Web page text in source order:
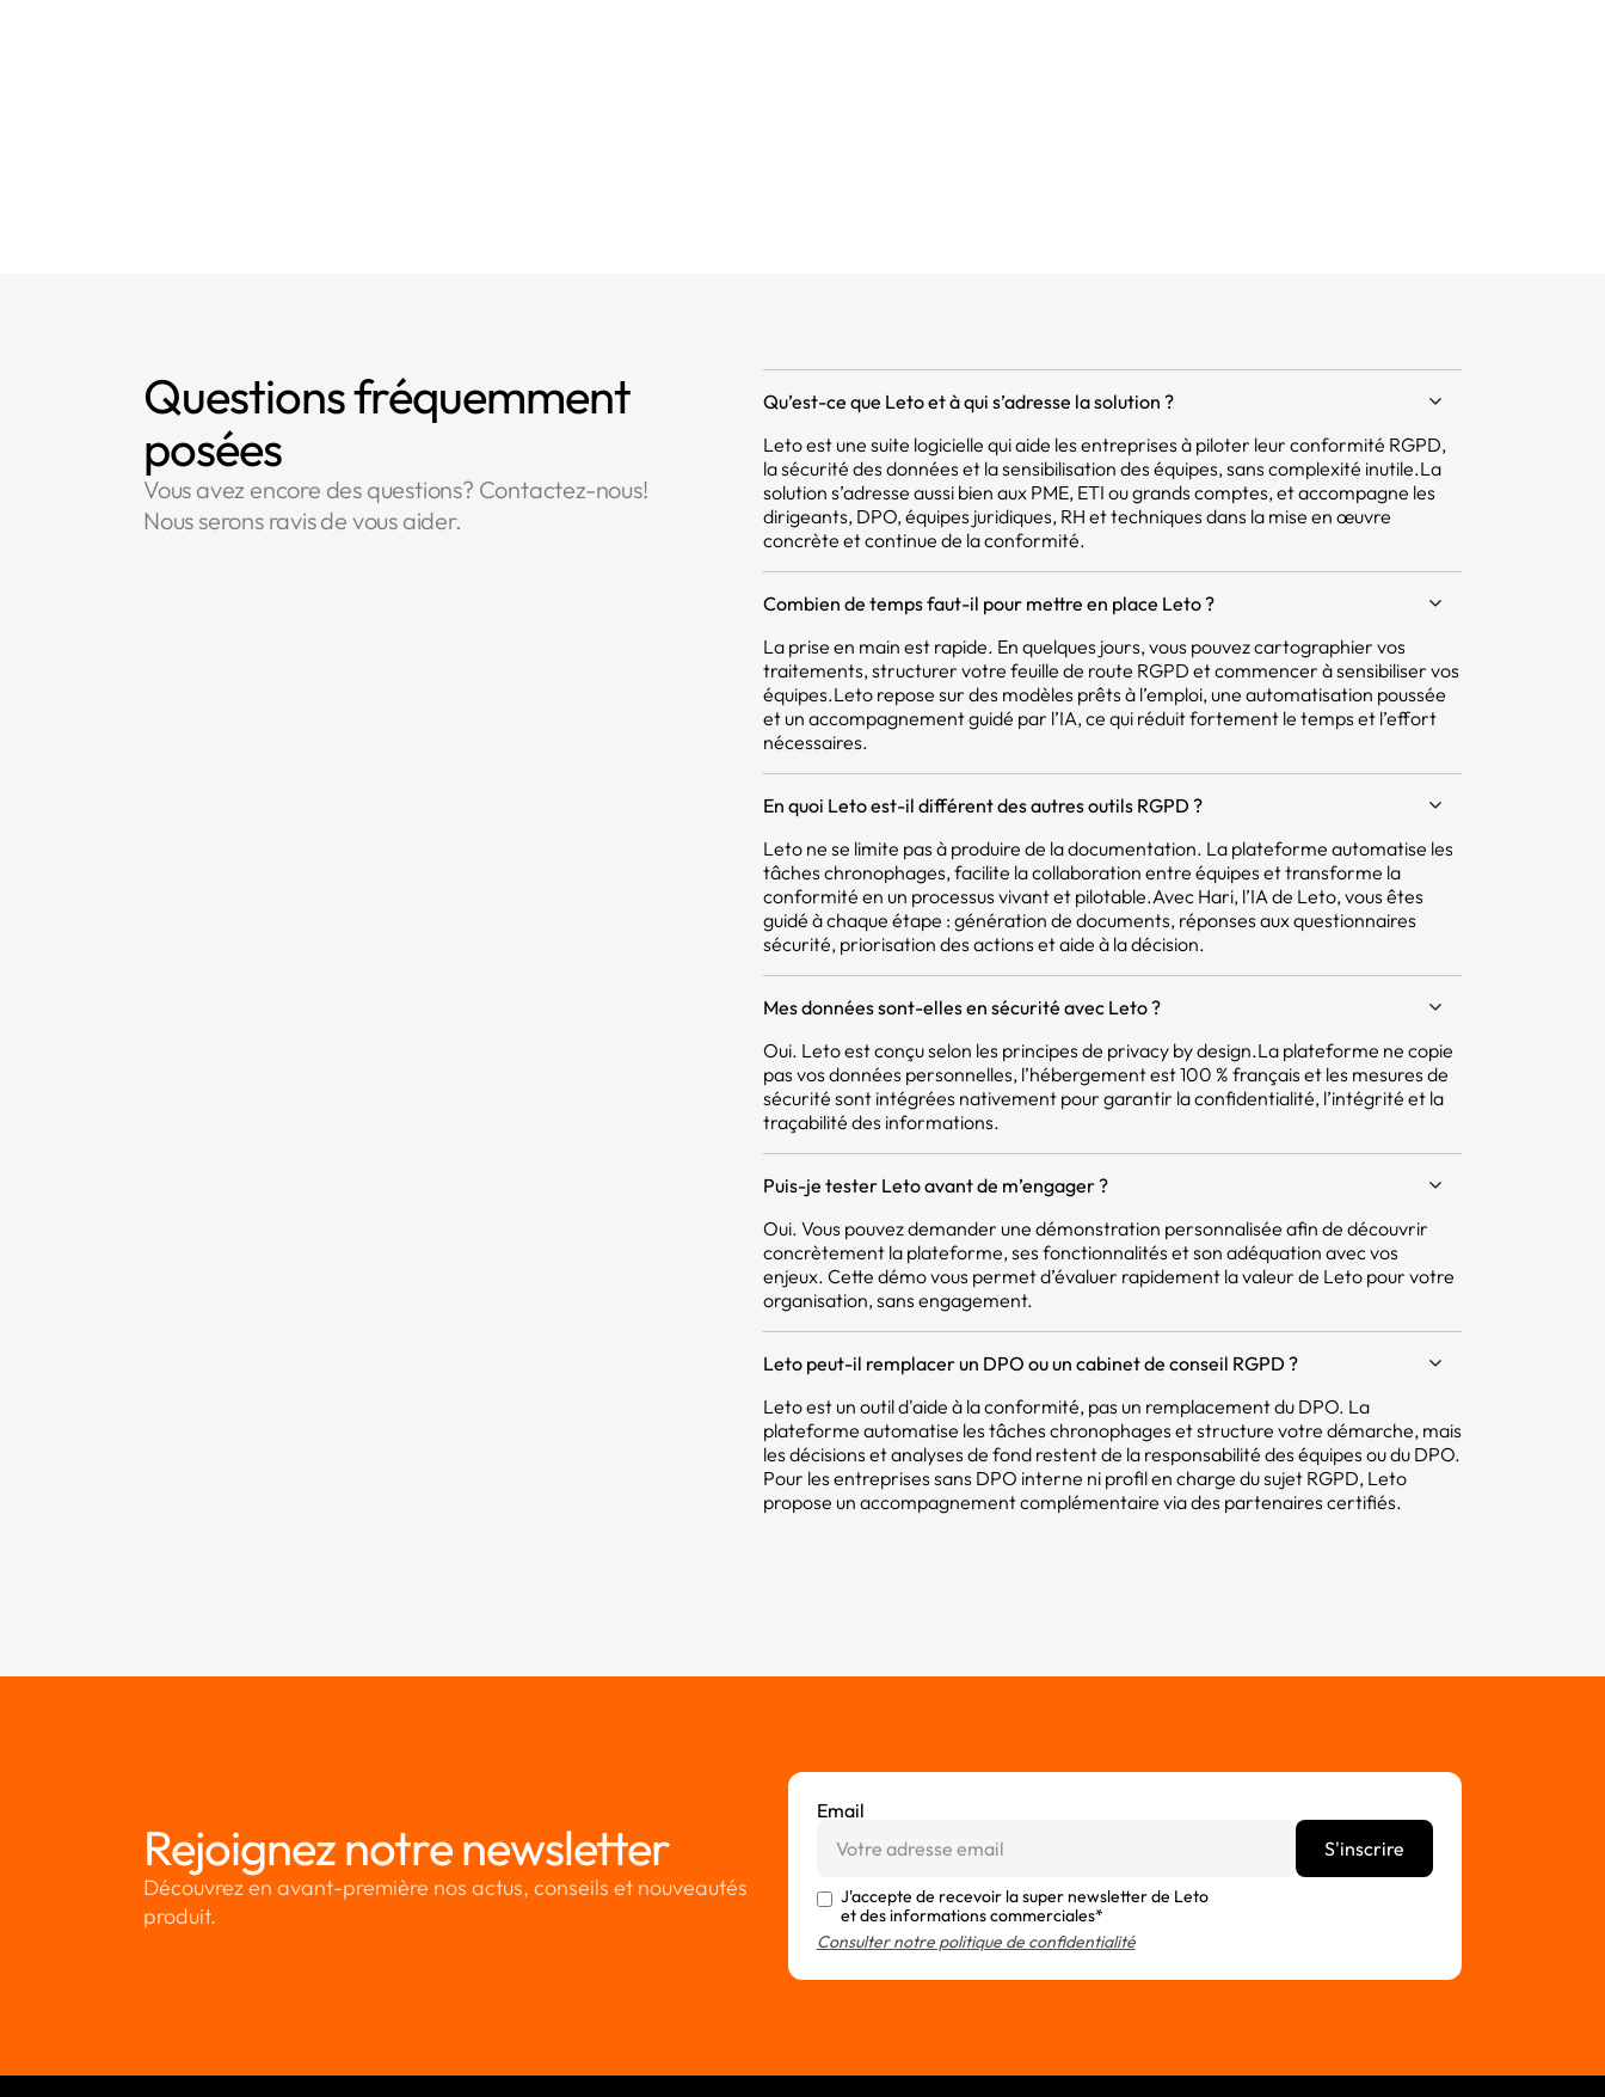
Questions fréquemment
posées
Vous avez encore des questions? Contactez-nous!
Nous serons ravis de vous aider.
Qu’est-ce que Leto et à qui s’adresse la solution ?
Leto est une suite logicielle qui aide les entreprises à piloter leur conformité RGPD,
la sécurité des données et la sensibilisation des équipes, sans complexité inutile.La
solution s’adresse aussi bien aux PME, ETI ou grands comptes, et accompagne les
dirigeants, DPO, équipes juridiques, RH et techniques dans la mise en œuvre
concrète et continue de la conformité.
Combien de temps faut-il pour mettre en place Leto ?
La prise en main est rapide. En quelques jours, vous pouvez cartographier vos
traitements, structurer votre feuille de route RGPD et commencer à sensibiliser vos
équipes.Leto repose sur des modèles prêts à l’emploi, une automatisation poussée
et un accompagnement guidé par l’IA, ce qui réduit fortement le temps et l’effort
nécessaires.
En quoi Leto est-il différent des autres outils RGPD ?
Leto ne se limite pas à produire de la documentation. La plateforme automatise les
tâches chronophages, facilite la collaboration entre équipes et transforme la
conformité en un processus vivant et pilotable.Avec Hari, l’IA de Leto, vous êtes
guidé à chaque étape : génération de documents, réponses aux questionnaires
sécurité, priorisation des actions et aide à la décision.
Mes données sont-elles en sécurité avec Leto ?
Oui. Leto est conçu selon les principes de privacy by design.La plateforme ne copie
pas vos données personnelles, l’hébergement est 100 % français et les mesures de
sécurité sont intégrées nativement pour garantir la confidentialité, l’intégrité et la
traçabilité des informations.
Puis-je tester Leto avant de m’engager ?
Oui. Vous pouvez demander une démonstration personnalisée afin de découvrir
concrètement la plateforme, ses fonctionnalités et son adéquation avec vos
enjeux. Cette démo vous permet d’évaluer rapidement la valeur de Leto pour votre
organisation, sans engagement.
Leto peut-il remplacer un DPO ou un cabinet de conseil RGPD ?
Leto est un outil d'aide à la conformité, pas un remplacement du DPO. La
plateforme automatise les tâches chronophages et structure votre démarche, mais
les décisions et analyses de fond restent de la responsabilité des équipes ou du DPO.
Pour les entreprises sans DPO interne ni profil en charge du sujet RGPD, Leto
propose un accompagnement complémentaire via des partenaires certifiés.
Rejoignez notre newsletter
Découvrez en avant-première nos actus, conseils et nouveautés
produit.
Email
J'accepte de recevoir la super newsletter de Leto
et des informations commerciales*
Consulter notre politique de confidentialité